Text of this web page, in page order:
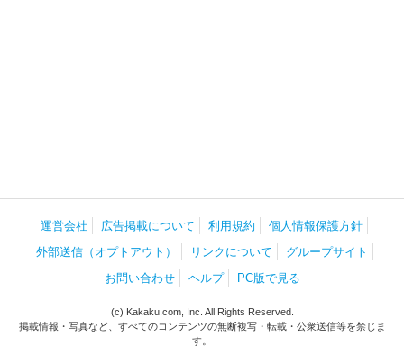
運営会社 広告掲載について 利用規約
個人情報保護方針
外部送信（オプトアウト）
リンクについて
グループサイト
お問い合わせ
ヘルプ PC版で見る
(c) Kakaku.com, Inc. All Rights Reserved.
掲載情報・写真など、すべてのコンテンツの無断複写・転載・公衆送信等を禁じま
す。